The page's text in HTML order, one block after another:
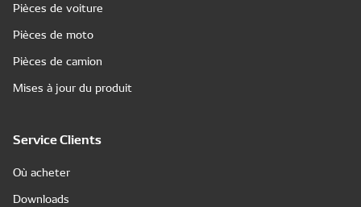
Pièces de voiture
Pièces de moto
Pièces de camion
Mises à jour du produit
Service Clients
Où acheter
Downloads